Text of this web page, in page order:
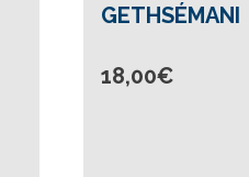
GETHSÉMANI
18,00€